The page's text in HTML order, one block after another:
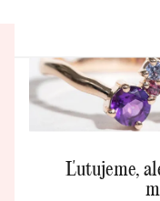
Krásny milý
výberu krabičky,
prekvapením, plus
Úžasné! Ešte som sa
Ľutujeme,